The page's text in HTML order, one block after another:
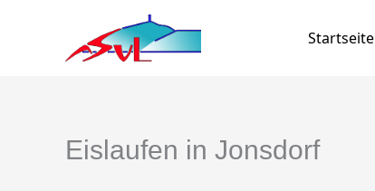
Startseite
Eislaufen in Jonsdorf